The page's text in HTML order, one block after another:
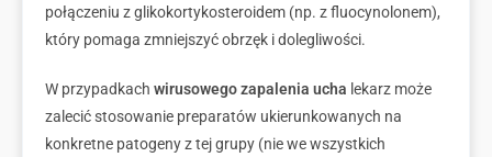
połączeniu z glikokortykosteroidem (np. z fluocynolonem),
który pomaga zmniejszyć obrzęk i dolegliwości.
W przypadkach wirusowego zapalenia ucha lekarz może
zalecić stosowanie preparatów ukierunkowanych na
konkretne patogeny z tej grupy (nie we wszystkich